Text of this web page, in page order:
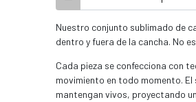
Nuestro conjunto sublimado de
dentro y fuera de la cancha. No
Cada pieza se confecciona con
movimiento en todo momento.
mantengan vivos, proyectando